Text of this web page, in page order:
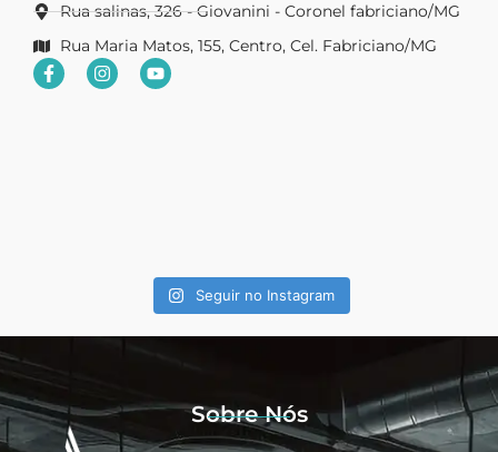
Rua salinas, 326 - Giovanini - Coronel fabriciano/MG
Rua Maria Matos, 155, Centro, Cel. Fabriciano/MG
Seguir no Instagram
Sobre Nós